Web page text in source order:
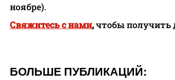
ноябре).
Свяжитесь с нами,чтобы
БОЛЬШЕ ПУБЛИКАЦИЙ: